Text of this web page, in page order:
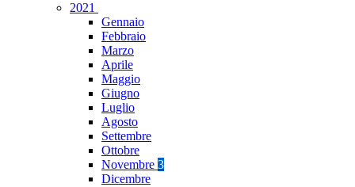
2021
Gennaio
Febbraio
Marzo
Aprile
Maggio
Giugno
Luglio
Agosto
Settembre
Ottobre
Novembre 3
Dicembre